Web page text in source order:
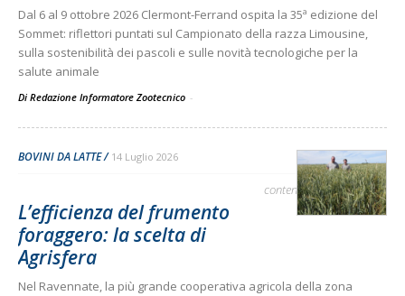
Dal 6 al 9 ottobre 2026 Clermont-Ferrand ospita la 35ª edizione del
Sommet: riflettori puntati sul Campionato della razza Limousine,
sulla sostenibilità dei pascoli e sulle novità tecnologiche per la
salute animale
Di Redazione Informatore Zootecnico -
BOVINI DA LATTE 14 Luglio 2026
contenuto sponsorizzato
L’efficienza del frumento
foraggero: la scelta di
Agrisfera
Nel Ravennate, la più grande cooperativa agricola della zona